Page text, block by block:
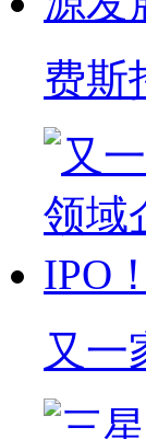
费斯
又一